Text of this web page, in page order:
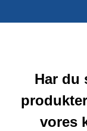
Har du
vores